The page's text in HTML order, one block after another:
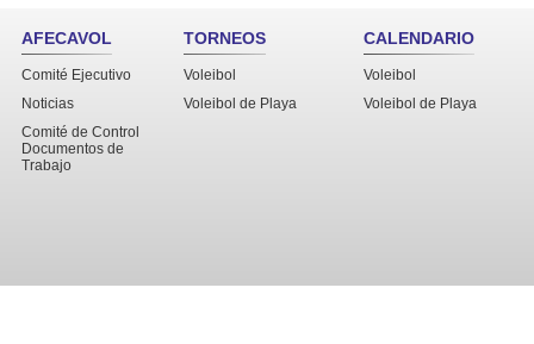
AFECAVOL
Comité Ejecutivo
Noticias
Comité de Control
Documentos de
Trabajo
TORNEOS
Voleibol
Voleibol de Playa
CALENDARIO
Voleibol
Voleibol de Playa